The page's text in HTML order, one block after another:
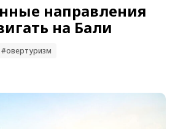
направления
на Бали
#овертуризм